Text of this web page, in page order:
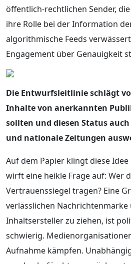
öffentlich-rechtlichen Sender,
ihre Rolle bei der Information
algorithmische Feeds
Engagement über Genauigkeit
Die Entwurfsleitlinie schlägt
Inhalte von anerkannten
sollten und diesen Status
und nationale Zeitungen
Auf dem Papier klingt diese
wirft eine heikle Frage auf: Wer
Vertrauenssiegel tragen? Eine
verlässlichen
Inhaltsersteller zu ziehen, ist
schwierig.
Aufnahme kämpfen.